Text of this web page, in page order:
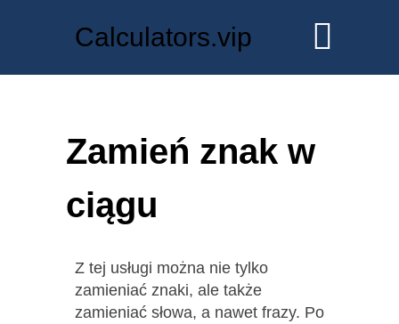
Calculators.vip
Zamień znak w
ciągu
Z tej usługi można nie tylko
zamieniać znaki, ale także
zamieniać słowa, a nawet frazy. Po